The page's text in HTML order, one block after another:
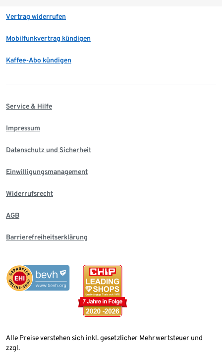
Vertrag widerrufen
Mobilfunkvertrag kündigen
Kaffee-Abo kündigen
Service & Hilfe
Impressum
Datenschutz und Sicherheit
Einwilligungsmanagement
Widerrufsrecht
AGB
Barrierefreiheitserklärung
Alle Preise verstehen sich inkl. gesetzlicher Mehrwertsteuer und
zzgl.